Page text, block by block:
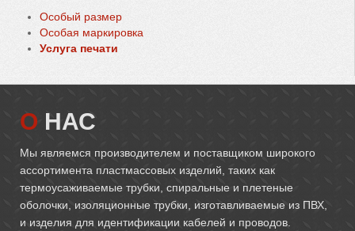
Особый размер
Особая маркировка
Услуга печати
О НАС
Мы являемся производителем и поставщиком широкого
ассортимента пластмассовых изделий, таких как
термоусаживаемые трубки, спиральные и плетеные
оболочки, изоляционные трубки, изготавливаемые из ПВХ,
и изделия для идентификации кабелей и проводов.